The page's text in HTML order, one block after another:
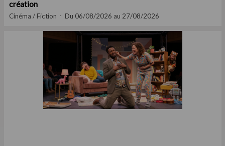
création
Cinéma / Fiction Du 06/08/2026 au 27/08/2026